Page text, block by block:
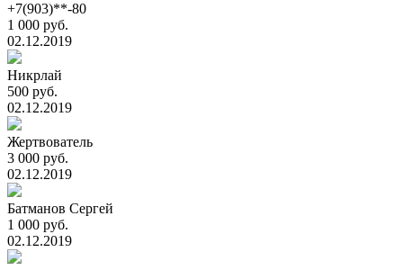
+7(903)**-80
1 000 руб.
02.12.2019
Никрлай
500 руб.
02.12.2019
Жертвователь
3 000 руб.
02.12.2019
Батманов Сергей
1 000 руб.
02.12.2019